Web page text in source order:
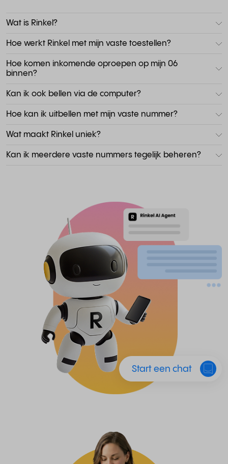
Wat is Rinkel?
Hoe werkt Rinkel met mijn vaste toestellen?
Hoe komen inkomende oproepen op mijn 06
binnen?
Kan ik ook bellen via de computer?
Hoe kan ik uitbellen met mijn vaste nummer?
Wat maakt Rinkel uniek?
Kan ik meerdere vaste nummers tegelijk beheren?
Start een chat